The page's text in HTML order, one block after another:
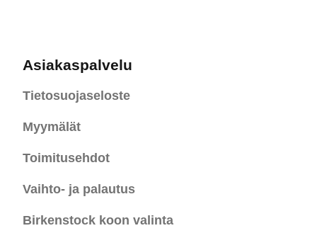
Asiakaspalvelu
Tietosuojaseloste
Myymälät
Toimitusehdot
Vaihto- ja palautus
Birkenstock koon valinta